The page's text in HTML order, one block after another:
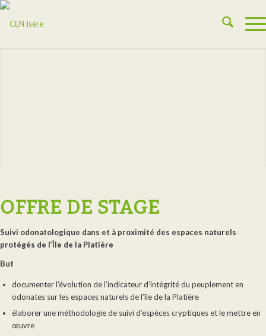
OFFRE DE STAGE
Suivi odonatologique dans et à proximité des espaces naturels
protégés de l’Île de la Platière
But
documenter l’évolution de l’indicateur d’intégrité du peuplement en
odonates sur les espaces naturels de l’île de la Platière
élaborer une méthodologie de suivi d’espèces cryptiques et le mettre en
œuvre